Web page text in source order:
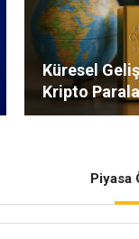
Küresel
Kripto
Etkiliyor?
Piyasa